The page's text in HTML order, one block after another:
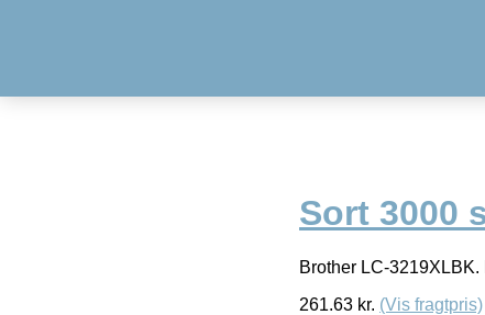
Sort 3000
Brother LC-
261.63 kr. (Vis fragtpris)